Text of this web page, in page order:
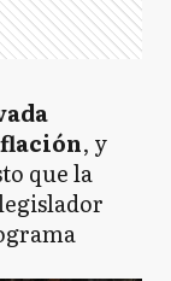
, y
que la